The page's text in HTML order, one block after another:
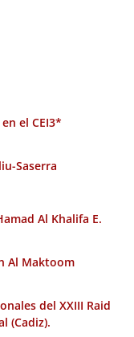
el CEI3*
Saserra
Al Khalifa E.
Al Maktoom
del XXIII Raid
(Cadiz).